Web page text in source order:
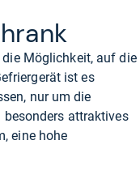
die Möglichkeit, auf die
ist es
nur um die
besonders attraktives
eine hohe